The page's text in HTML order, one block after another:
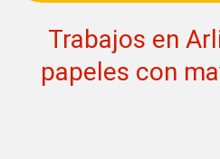
Trabajos en
papeles con